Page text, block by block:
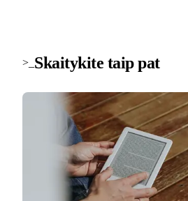
>_ Skaitykite taip pat